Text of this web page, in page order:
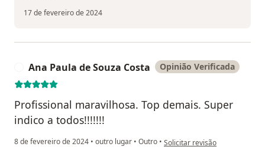
17 de fevereiro de 2024
Ana Paula de Souza Costa Opinião Verificada
Profissional maravilhosa. Top demais. Super
indico a todos!!!!!!!
8 de fevereiro de 2024 • outro lugar • Outro • na opinião do utilizador Ana
Solicitar revisão